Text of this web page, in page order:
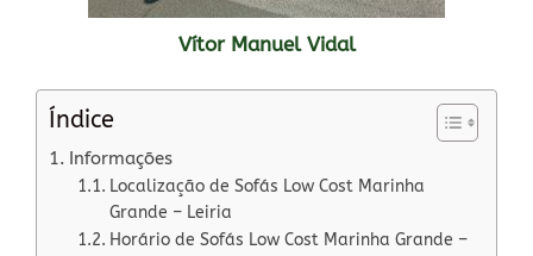
Vítor Manuel Vidal
Índice
Informações
Localização de Sofás Low Cost Marinha
Grande – Leiria
Horário de Sofás Low Cost Marinha Grande –